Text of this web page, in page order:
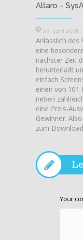
Altaro –
22. Juni 2018
Anlässlich des
eine
nächster Zeit
herunterlädt
einfach
einen von 101
neben
eine Preis-
Gewinner.
zum
Your